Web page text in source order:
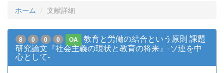
ホーム 文献詳細
8 0 0 0 OA
教育と労働の結合という原則 課題
研究論文『社会主義の現状と教育の将来』-ソ連を中
心として-